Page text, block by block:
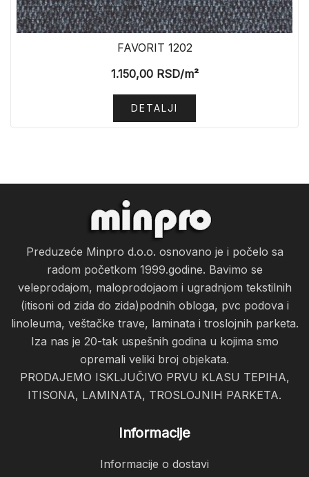
FAVORIT 1202
1.150,00RSD/m²
DETALJI
Preduzeće Minpro d.o.o. osnovano je i počelo sa
radom početkom 1999.godine. Bavimo se
veleprodajom, maloprodojaom i ugradnjom tekstilnih
(itisoni od zida do zida)podnih obloga, pvc podova i
linoleuma, veštačke trave, laminata i troslojnih parketa.
Iza nas je 20-tak uspešnih godina u kojima smo
opremali veliki broj objekata.
PRODAJEMO ISKLJUČIVO PRVU KLASU TEPIHA,
ITISONA, LAMINATA, TROSLOJNIH PARKETA.
Informacije
Informacije o dostavi